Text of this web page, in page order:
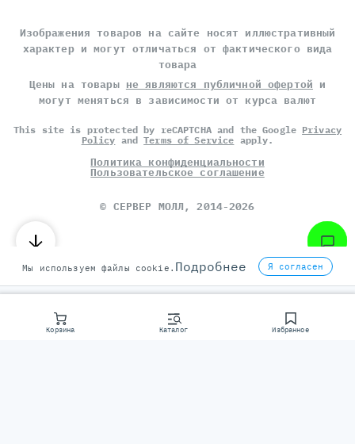
Корзина Каталог Избранное
Изображения товаров на сайте носят иллюстративный
характер и могут отличаться от фактического вида
товара
Цены на товары не являются публичной офертой и
могут меняться в зависимости от курса валют
This site is protected by reCAPTCHA and the Google Privacy
Policy andTerms of Service apply.
Политика конфиденциальности
Пользовательское соглашение
© СЕРВЕР МОЛЛ, 2014-2026
Мы используем файлы cookie. Подробнее Я согласен